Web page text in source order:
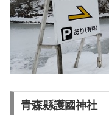
青森縣護國神社